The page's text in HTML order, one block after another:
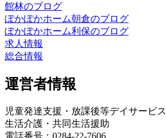
館林のブログ
ぽかぽかホーム朝倉のブログ
ぽかぽかホーム利保のブログ
求人情報
総合情報
運営者情報
児童発達支援・放課後等デイサービス
生活介護・共同生活援助
電話番号：0284-22-7606